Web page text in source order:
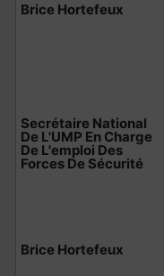
Brice Hortefeux
Secrétaire National
De L'UMP En Charge
De L'emploi Des
Forces De Sécurité
Brice Hortefeux